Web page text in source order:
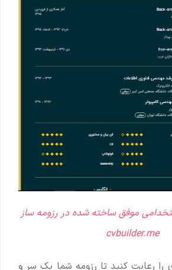
موفق ساخته شده در رزومه ساز
cvbuilder.me
را رعایت کنید تا رزومه شما یک سر و